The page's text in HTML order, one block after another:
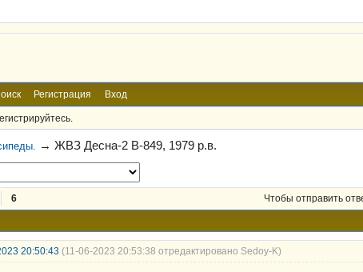
Регистрация Вход
→ЖВЗ Десна-2 В-849, 1979 р.в.
6 Чтобы отправить
20:50:43 (11-06-2023 20:53:38 отредактировано Sedoy-K)